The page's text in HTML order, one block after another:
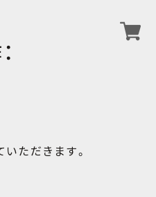
ただきます。